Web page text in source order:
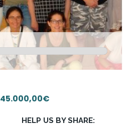
45.000,00€
HELP US BY SHARE: